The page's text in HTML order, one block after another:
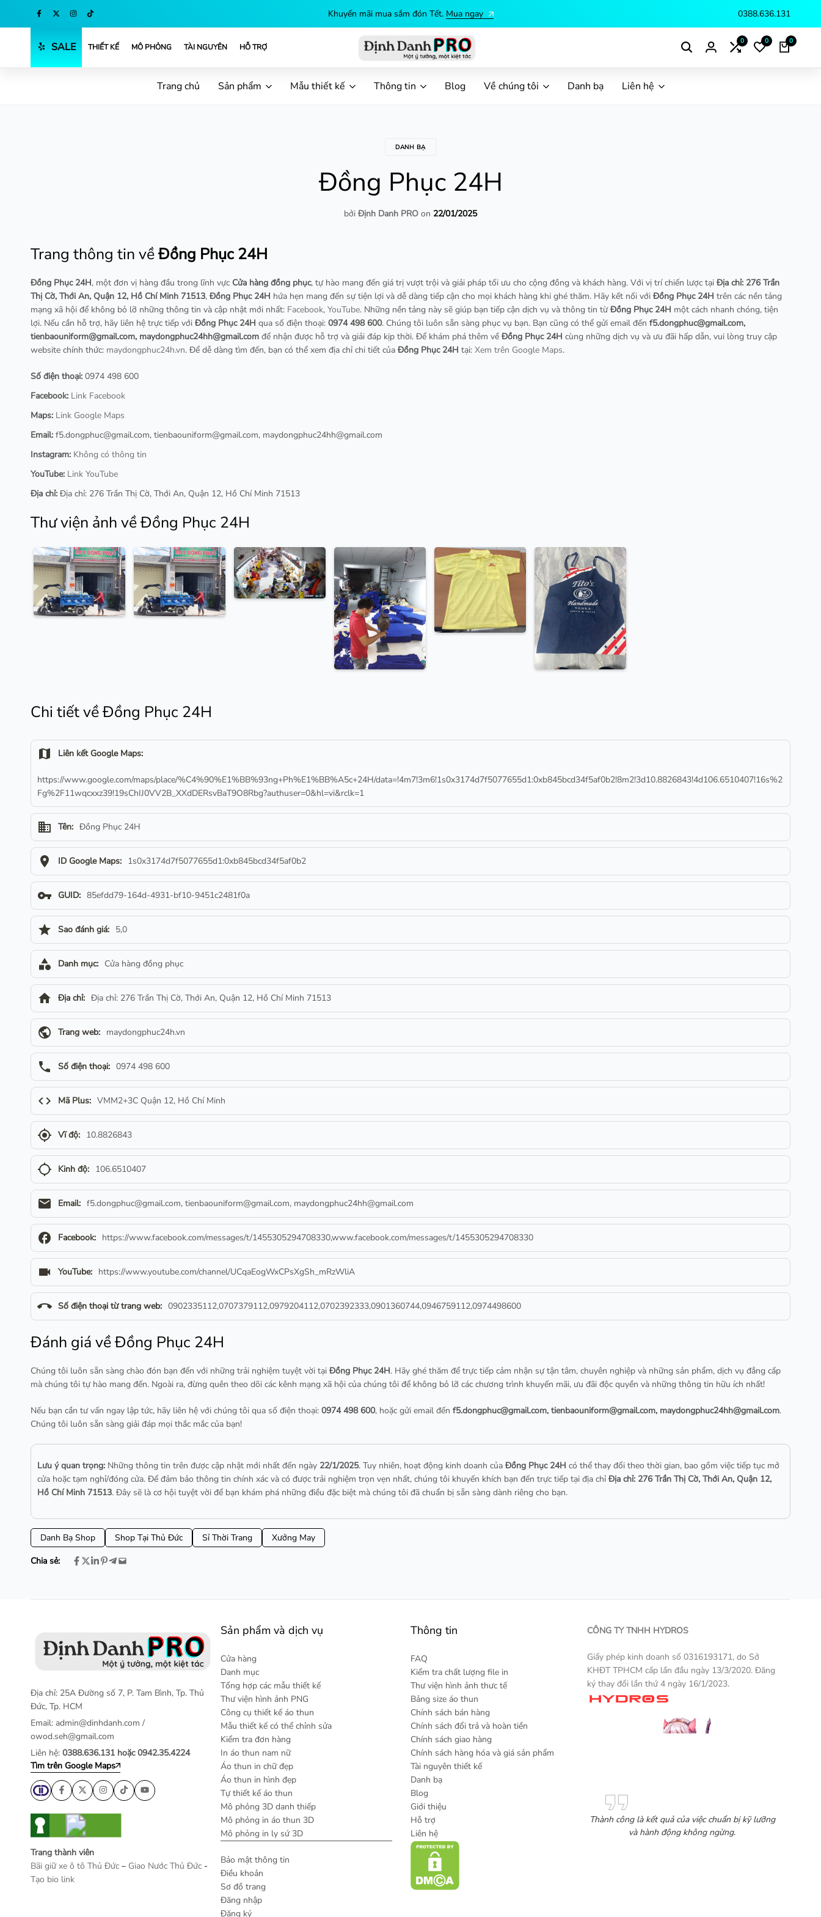
Mua ngay Khuyến mãi mua sắm đón Tết. Mua ngay 0388.636.131
SALE THIẾT KẾ MÔ PHỎNG TÀI NGUYÊN HỖ TRỢ
Danh
vụ
0 0 0
Trang chủ Sản phẩm Mẫu thiết kế Thông tin Blog Về chúng tôi Danh bạ Liên hệ
DANH BẠ
Đồng Phục 24H
bởi Định Danh PRO on 22/01/2025
Trang thông tin vềĐồng Phục 24H
Đồng Phục 24H, một đơn vị hàng đầu trong lĩnh vực Cửa hàng đồng phục, tự hào mang đến giá trị vượt trội và giải pháp tối ưu cho cộng đồng và khách hàng. Với vị trí chiến lược tại Địa chỉ: 276 Trần
Thị Cờ, Thới An, Quận 12, Hồ Chí Minh 71513, Đồng Phục 24H hứa hẹn mang đến sự tiện lợi và dễ dàng tiếp cận cho mọi khách hàng khi ghé thăm. Hãy kết nối với Đồng Phục 24H trên các nền tảng
mạng xã hội để không bỏ lỡ những thông tin và cập nhật mới nhất: Facebook, YouTube. Những nền tảng này sẽ giúp bạn tiếp cận dịch vụ và thông tin từĐồng Phục 24H một cách nhanh chóng, tiện
lợi. Nếu cần hỗ trợ, hãy liên hệ trực tiếp với Đồng Phục 24H qua số điện thoại: 0974 498 600. Chúng tôi luôn sẵn sàng phục vụ bạn. Bạn cũng có thể gửi email đến f5.dongphuc@gmail.com,
tienbaouniform@gmail.com, maydongphuc24hh@gmail.com để nhận được hỗ trợ và giải đáp kịp thời. Để khám phá thêm về Đồng Phục 24H cùng những dịch vụ và ưu đãi hấp dẫn, vui lòng truy cập
website chính thức: maydongphuc24h.vn. Để dễ dàng tìm đến, bạn có thể xem địa chỉ chi tiết của Đồng Phục 24H tại: Xem trên Google Maps.
Số điện thoại: 0974 498 600
Facebook: Link Facebook
Maps: Link Google Maps
Email: f5.dongphuc@gmail.com, tienbaouniform@gmail.com, maydongphuc24hh@gmail.com
Instagram: Không có thông tin
YouTube: Link YouTube
Địa chỉ: Địa chỉ: 276 Trần Thị Cờ, Thới An, Quận 12, Hồ Chí Minh 71513
Thư viện ảnh về Đồng Phục 24H
Chi tiết về Đồng Phục 24H
map Liên kết Google Maps:
https://www.google.com/maps/place/%C4%90%E1%BB%93ng+Ph%E1%BB%A5c+24H/data=!4m7!3m6!1s0x3174d7f5077655d1:0xb845bcd34f5af0b2!8m2!3d10.8826843!4d106.6510407!16s%2
Fg%2F11wqcxxz39!19sChIJ0VV2B_XXdDERsvBaT9O8Rbg?authuser=0&hl=vi&rclk=1
business Tên: Đồng Phục 24H
location_on ID Google Maps: 1s0x3174d7f5077655d1:0xb845bcd34f5af0b2
vpn_key GUID: 85efdd79-164d-4931-bf10-9451c2481f0a
star Sao đánh giá: 5,0
category Danh mục: Cửa hàng đồng phục
home Địa chỉ: Địa chỉ: 276 Trần Thị Cờ, Thới An, Quận 12, Hồ Chí Minh 71513
public Trang web: maydongphuc24h.vn
phone Số điện thoại: 0974 498 600
code Mã Plus: VMM2+3C Quận 12, Hồ Chí Minh
gps_fixed Vĩ độ: 10.8826843
gps_not_fixed Kinh độ: 106.6510407
email Email: f5.dongphuc@gmail.com, tienbaouniform@gmail.com, maydongphuc24hh@gmail.com
facebook Facebook: https://www.facebook.com/messages/t/1455305294708330,www.facebook.com/messages/t/1455305294708330
videocam YouTube: https://www.youtube.com/channel/UCqaEogWxCPsXgSh_mRzWliA
call_end Số điện thoại từ trang web: 0902335112,0707379112,0979204112,0702392333,0901360744,0946759112,0974498600
Đánh giá về Đồng Phục 24H
Chúng tôi luôn sẵn sàng chào đón bạn đến với những trải nghiệm tuyệt vời tại Đồng Phục 24H. Hãy ghé thăm để trực tiếp cảm nhận sự tận tâm, chuyên nghiệp và những sản phẩm, dịch vụ đẳng cấp
mà chúng tôi tự hào mang đến. Ngoài ra, đừng quên theo dõi các kênh mạng xã hội của chúng tôi để không bỏ lỡ các chương trình khuyến mãi, ưu đãi độc quyền và những thông tin hữu ích nhất!
Nếu bạn cần tư vấn ngay lập tức, hãy liên hệ với chúng tôi qua số điện thoại: 0974 498 600, hoặc gửi email đến f5.dongphuc@gmail.com, tienbaouniform@gmail.com, maydongphuc24hh@gmail.com.
Chúng tôi luôn sẵn sàng giải đáp mọi thắc mắc của bạn!
Lưu ý quan trọng: Những thông tin trên được cập nhật mới nhất đến ngày 22/1/2025. Tuy nhiên, hoạt động kinh doanh của Đồng Phục 24H có thể thay đổi theo thời gian, bao gồm việc tiếp tục mở
cửa hoặc tạm nghỉ/đóng cửa. Để đảm bảo thông tin chính xác và có được trải nghiệm trọn vẹn nhất, chúng tôi khuyến khích bạn đến trực tiếp tại địa chỉ Địa chỉ: 276 Trần Thị Cờ, Thới An, Quận 12,
Hồ Chí Minh 71513. Đây sẽ là cơ hội tuyệt vời để bạn khám phá những điều đặc biệt mà chúng tôi đã chuẩn bị sẵn sàng dành riêng cho bạn.
Danh Bạ Shop Shop Tại Thủ Đức Sỉ Thời Trang Xưởng May
Chia sẻ:
Địa chỉ: 25A Đường số 7, P. Tam Bình, Tp. Thủ
Đức, Tp. HCM
Email: admin@dinhdanh.com /
owod.seh@gmail.com
Liên hệ: 0388.636.131 hoặc 0942.35.4224
Tìm trên Google Maps
Trang thành viên
Bãi giữ xe ô tô Thủ Đức – Giao Nước Thủ Đức -
Tạo bio link
Sản phẩm và dịch vụ
Cửa hàng
Danh mục
Tổng hợp các mẫu thiết kế
Thư viện hình ảnh PNG
Công cụ thiết kế áo thun
Mẫu thiết kế có thể chỉnh sửa
Kiểm tra đơn hàng
In áo thun nam nữ
Áo thun in chữ đẹp
Áo thun in hình đẹp
Tự thiết kế áo thun
Mô phỏng 3D danh thiếp
Mô phỏng in áo thun 3D
Mô phỏng in ly sứ 3D
Bảo mật thông tin
Điều khoản
Sơ đồ trang
Đăng nhập
Đăng ký
Thông tin
FAQ
Kiểm tra chất lượng file in
Thư viện hình ảnh thưc tế
Bảng size áo thun
Chính sách bán hàng
Chính sách đổi trả và hoàn tiền
Chính sách giao hàng
Chính sách hàng hóa và giá sản phẩm
Tài nguyên thiết kế
Danh bạ
Blog
Giới thiệu
Hỗ trợ
Liên hệ
CÔNG TY TNHH HYDROS
Giấy phép kinh doanh số 0316193171, do Sở
KHĐT TPHCM cấp lần đầu ngày 13/3/2020. Đăng
ký thay đổi lần thứ 4 ngày 16/1/2023.
Thành công là kết quả của việc chuẩn bị kỹ lưỡng
và hành động không ngừng.